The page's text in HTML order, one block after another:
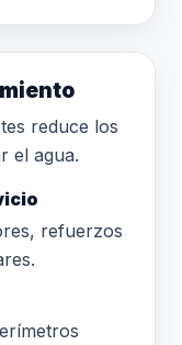
reduce los
el agua.
refuerzos